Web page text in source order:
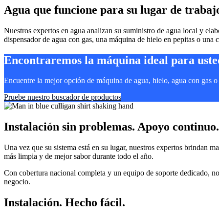
Agua que funcione para su lugar de
Nuestros expertos en agua analizan su suministro de agua local y
dispensador de agua con gas, una máquina de hielo en pepitas o
Encontraremos la máquina ideal para
Encuentre la mejor opción de máquina de agua, hielo, agua con gas
Pruebe nuestro buscador de productos
Instalación sin problemas. Apoyo continuo.
Una vez que su sistema está en su lugar, nuestros expertos brindan
más limpia y de mejor sabor durante todo el año.
Con cobertura nacional completa y un equipo de soporte dedicado,
negocio.
Instalación. Hecho fácil.